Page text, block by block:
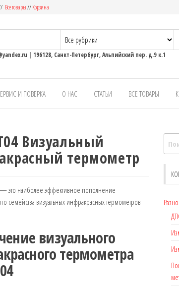
Все товары//Корзина
| 196128, Санкт-Петербург, Альпийский пер. д.9 к.1
И ПОВЕРКА О НАС СТАТЬИ ВСЕ ТОВАРЫ
Визуальный
термометр
это наиболее эффективное пополнение
семейства визуальных инфракрасных термометров
визуального
термометра